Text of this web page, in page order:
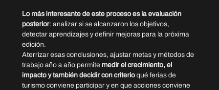
Lo más interesante de este proceso es la evaluación
posterior: analizar si se alcanzaron los objetivos,
detectar aprendizajes y definir mejoras para la próxima
edición.
Aterrizar esas conclusiones, ajustar metas y métodos de
trabajo año a año permite medir el crecimiento, el
impacto y también decidir con criterio qué ferias de
turismo conviene participar y en que acciones conviene